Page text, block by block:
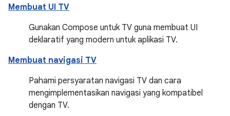
Membuat UI TV
Gunakan Compose untuk TV guna membuat UI
deklaratif yang modern untuk aplikasi TV.
Membuat navigasi TV
Pahami persyaratan navigasi TV dan cara
mengimplementasikan navigasi yang kompatibel
dengan TV.